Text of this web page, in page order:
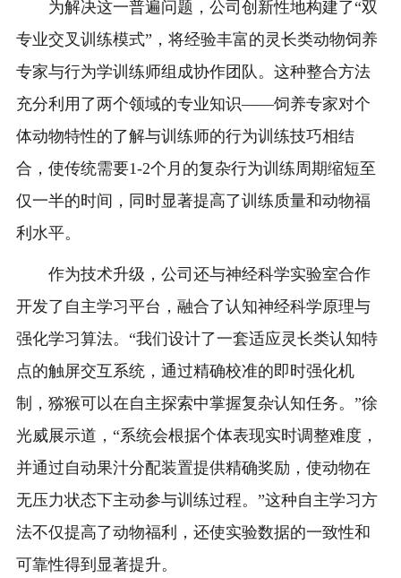
为解决这一普遍问题，公司创新性地构建了“双
专业交叉训练模式”，将经验丰富的灵长类动物饲养
专家与行为学训练师组成协作团队。这种整合方法
充分利用了两个领域的专业知识——饲养专家对个
体动物特性的了解与训练师的行为训练技巧相结
合，使传统需要1-2个月的复杂行为训练周期缩短至
仅一半的时间，同时显著提高了训练质量和动物福
利水平。
作为技术升级，公司还与神经科学实验室合作
开发了自主学习平台，融合了认知神经科学原理与
强化学习算法。“我们设计了一套适应灵长类认知特
点的触屏交互系统，通过精确校准的即时强化机
制，猕猴可以在自主探索中掌握复杂认知任务。”徐
光威展示道，“系统会根据个体表现实时调整难度，
并通过自动果汁分配装置提供精确奖励，使动物在
无压力状态下主动参与训练过程。”这种自主学习方
法不仅提高了动物福利，还使实验数据的一致性和
可靠性得到显著提升。